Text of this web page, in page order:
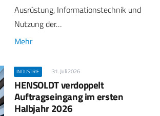
Ausrüstung, Informationstechnik und
Nutzung der…
Mehr
INDUSTRIE 31. Juli 2026
HENSOLDT verdoppelt
Auftragseingang im ersten
Halbjahr 2026